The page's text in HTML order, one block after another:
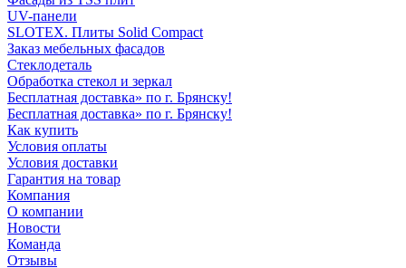
UV-панели
SLOTEX. Плиты Solid Compact
Заказ мебельных фасадов
Стеклодеталь
Обработка стекол и зеркал
Бесплатная доставка» по г. Брянску!
Бесплатная доставка» по г. Брянску!
Как купить
Условия оплаты
Условия доставки
Гарантия на товар
Компания
О компании
Новости
Команда
Отзывы